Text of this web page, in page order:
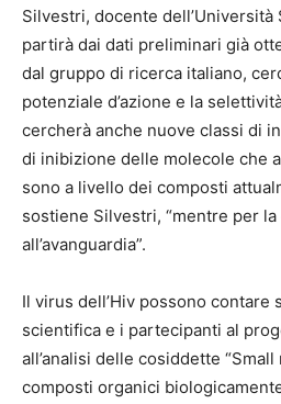
Silvestri, docente dell’Università
partirà dai dati preliminari già
dal gruppo di ricerca italiano,
potenziale d’azione e la
cercherà anche nuove classi di
di inibizione delle molecole che
sono a livello dei composti
sostiene Silvestri, “mentre per
all’avanguardia”.
Il virus dell’Hiv possono contare
scientifica e i partecipanti al
all’analisi delle cosiddette
composti organici